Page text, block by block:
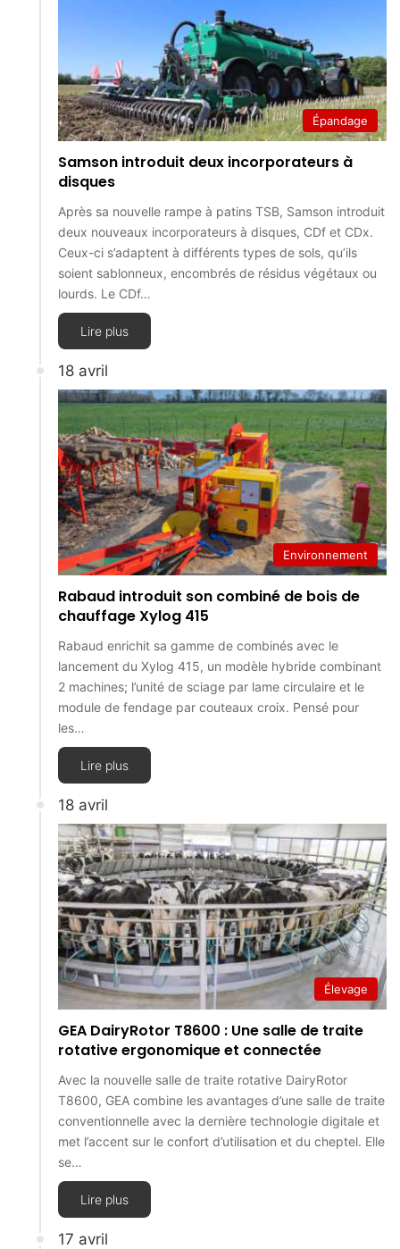
Épandage
Samson introduit deux incorporateurs à
disques
Après sa nouvelle rampe à patins TSB, Samson introduit
deux nouveaux incorporateurs à disques, CDf et CDx.
Ceux-ci s’adaptent à différents types de sols, qu’ils
soient sablonneux, encombrés de résidus végétaux ou
lourds. Le CDf…
Lire plus
18 avril
Environnement
Rabaud introduit son combiné de bois de
chauffage Xylog 415
Rabaud enrichit sa gamme de combinés avec le
lancement du Xylog 415, un modèle hybride combinant
2 machines; l’unité de sciage par lame circulaire et le
module de fendage par couteaux croix. Pensé pour
les…
Lire plus
18 avril
Élevage
GEA DairyRotor T8600 : Une salle de traite
rotative ergonomique et connectée
Avec la nouvelle salle de traite rotative DairyRotor
T8600, GEA combine les avantages d’une salle de traite
conventionnelle avec la dernière technologie digitale et
met l’accent sur le confort d’utilisation et du cheptel. Elle
se…
Lire plus
17 avril